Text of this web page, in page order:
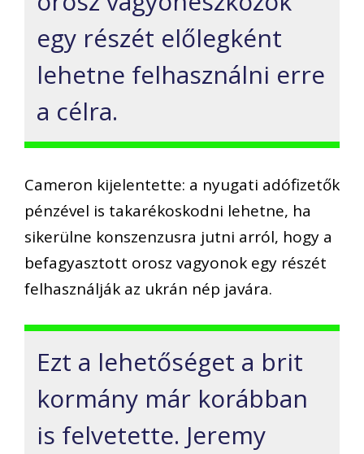
egy részét előlegként
lehetne felhasználni erre
a célra.
Cameron kijelentette: a nyugati adófizetők
pénzével is takarékoskodni lehetne, ha
sikerülne konszenzusra jutni arról, hogy a
befagyasztott orosz vagyonok egy részét
felhasználják az ukrán nép javára.
Ezt a lehetőséget a brit
kormány már korábban
is felvetette. Jeremy